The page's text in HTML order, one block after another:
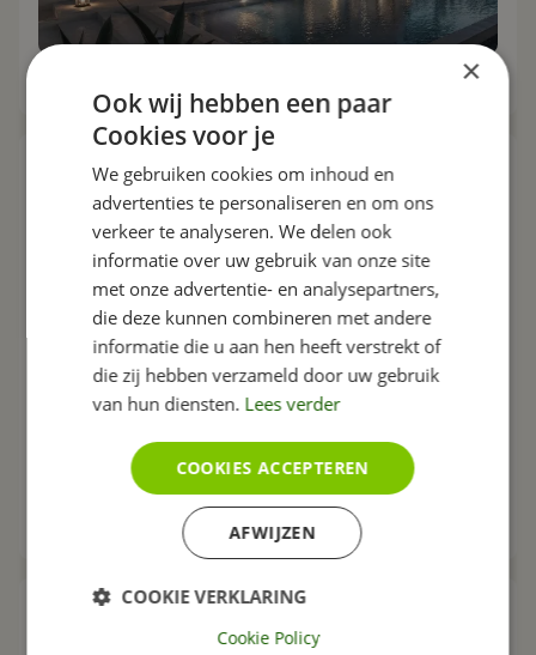
Aannemers & Bouwbedrijf Heemstede
×
Ook wij hebben een paar
Cookies voor je
We gebruiken cookies om inhoud en
advertenties te personaliseren en om ons
verkeer te analyseren. We delen ook
informatie over uw gebruik van onze site
met onze advertentie- en analysepartners,
die deze kunnen combineren met andere
informatie die u aan hen heeft verstrekt of
die zij hebben verzameld door uw gebruik
van hun diensten. Lees verder
COOKIES ACCEPTEREN
AFWIJZEN
COOKIE VERKLARING
Cookie Policy